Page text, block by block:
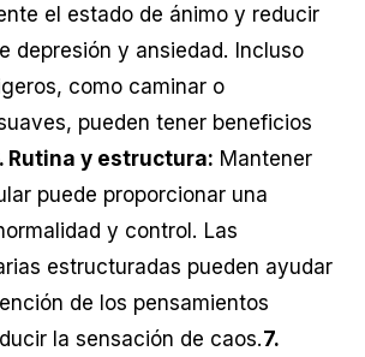
el estado de ánimo y reducir
depresión y ansiedad. Incluso
como caminar o
pueden tener beneficios
Rutina y estructura: Mantener
puede proporcionar una
y control. Las
estructuradas pueden ayudar
de los pensamientos
la sensación de caos.7.